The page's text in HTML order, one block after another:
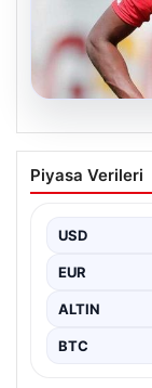
07.08.2026
Resmi
adresi çok
Piyasa Verileri
USD
EUR
ALTIN
BTC